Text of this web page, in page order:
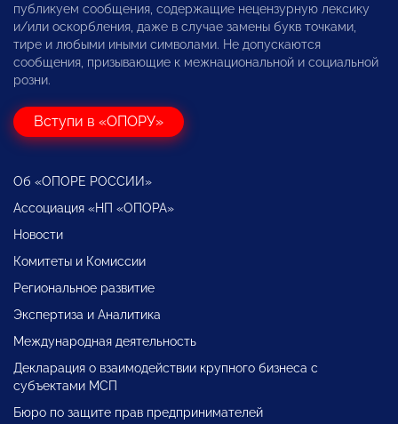
публикуем сообщения, содержащие нецензурную лексику
и/или оскорбления, даже в случае замены букв точками,
тире и любыми иными символами. Не допускаются
сообщения, призывающие к межнациональной и социальной
розни.
Вступи в «ОПОРУ»
Об «ОПОРЕ РОССИИ»
Ассоциация «НП «ОПОРА»
Новости
Комитеты и Комиссии
Региональное развитие
Экспертиза и Аналитика
Международная деятельность
Декларация о взаимодействии крупного бизнеса с
субъектами МСП
Бюро по защите прав предпринимателей